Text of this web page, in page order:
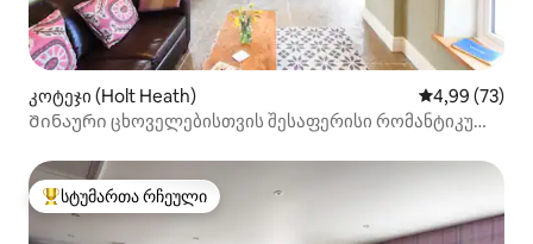
კოტეჯი (Holt Heath) საშუალო
4,99 (73)
Შინაური ცხოველებისთვის შესაფერისი რომანტიკული
სტუმართა რჩეული მოწინავე ვარიანტი
სტუმართა რჩეული